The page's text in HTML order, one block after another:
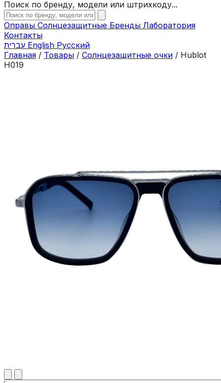
Поиск по бренду, модели или штрихкоду...
Оправы Солнцезащитные Бренды Лаборатория
Контакты
English Русский
Главная / Товары / Солнцезащитные очки / Hublot
H019